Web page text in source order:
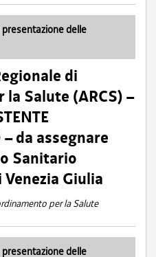
presentazione delle
di
Salute (ARCS) –
da assegnare
Sanitario
Giulia
per la Salute
presentazione delle